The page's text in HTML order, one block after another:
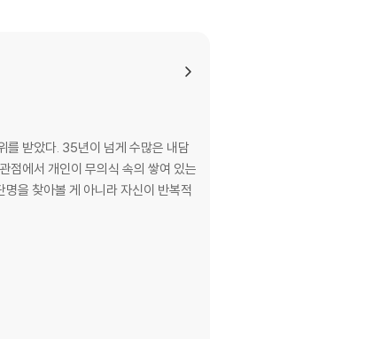
를 받았다. 35년이 넘게 수많은 내담
점에서 개인이 무의식 속의 쌓여 있는
을 찾아볼 게 아니라 자신이 반복적